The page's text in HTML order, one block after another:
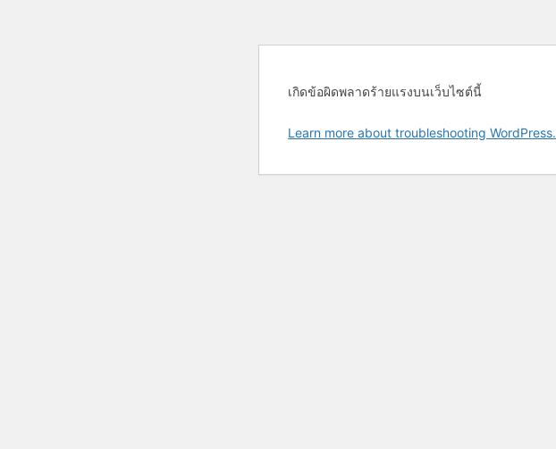
เกิดข้อผิดพลาดร้ายแรงบนเว็บไซต์นี้
Learn more about troubleshooting WordPress.